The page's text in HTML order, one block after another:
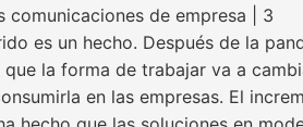
comunicaciones de empresa | 3
es un hecho. Después de la
que la forma de trabajar va a
en las empresas. El